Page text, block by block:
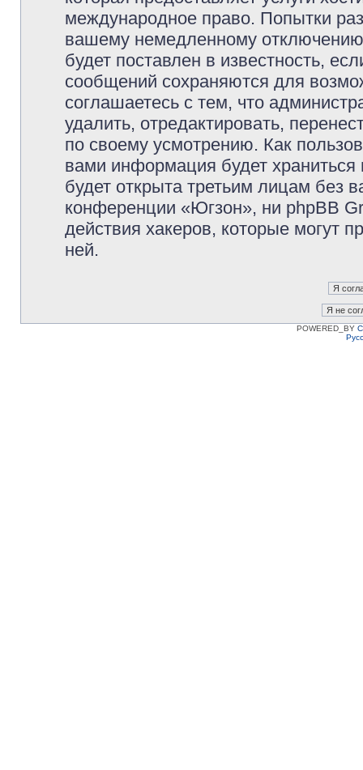
международное право. Попытки
вашему немедленному
будет поставлен в известность,
сообщений сохраняются для
соглашаетесь с тем, что
удалить, отредактировать,
по своему усмотрению. Как
вами информация будет
будет открыта третьим лицам без
конференции «Югзон», ни phpBB
действия хакеров, которые могут
ней.
POWERED_BY